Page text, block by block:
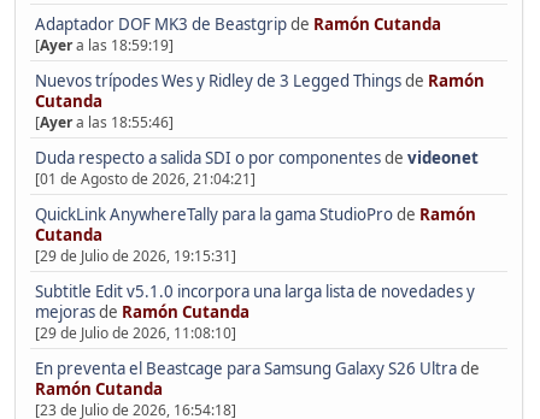
Adaptador DOF MK3 de Beastgripde Ramón Cutanda
[Ayera las 18:59:19]
Nuevos trípodes Wes y Ridley de 3 Legged Thingsde Ramón
Cutanda
[Ayera las 18:55:46]
Duda respecto a salida SDI o por componentesde videonet
[01 de Agosto de 2026, 21:04:21]
QuickLink AnywhereTally para la gama StudioProde Ramón
Cutanda
[29 de Julio de 2026, 19:15:31]
Subtitle Edit v5.1.0 incorpora una larga lista de novedades y
mejorasde Ramón Cutanda
[29 de Julio de 2026, 11:08:10]
En preventa el Beastcage para Samsung Galaxy S26 Ultrade
Ramón Cutanda
[23 de Julio de 2026, 16:54:18]